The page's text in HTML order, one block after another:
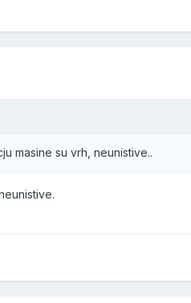
masine su vrh, neunistive..